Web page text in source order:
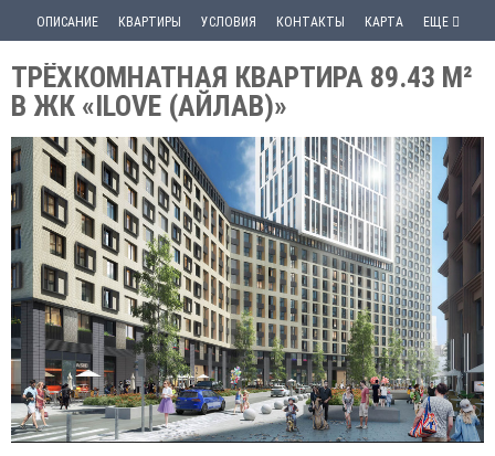
ОПИСАНИЕ КВАРТИРЫ УСЛОВИЯ КОНТАКТЫ КАРТА ЕЩЕ
ТРЁХКОМНАТНАЯ КВАРТИРА 89.43 М²
В ЖК «ILOVE (АЙЛАВ)»